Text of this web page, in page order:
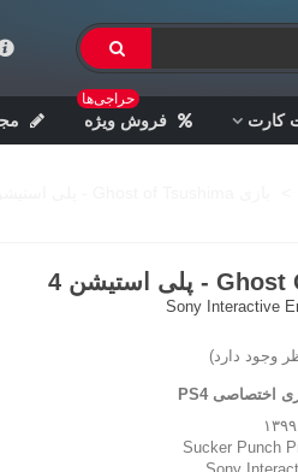
کارت فروش ویژه
حراجی‌ها
Sony Interactive